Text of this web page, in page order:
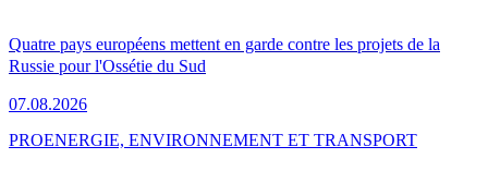
Quatre pays européens mettent en garde contre les projets de la
Russie pour l'Ossétie du Sud
07.08.2026
PROENERGIE, ENVIRONNEMENT ET TRANSPORT